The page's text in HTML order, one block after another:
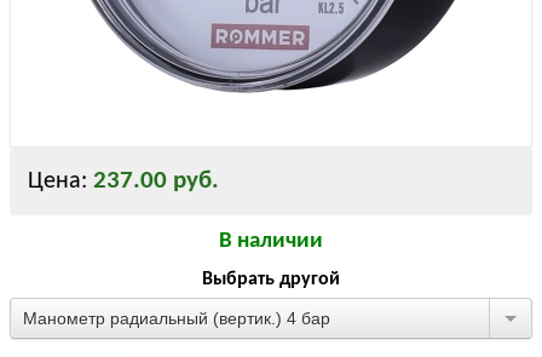
Цена: 237.00 руб.
В наличии
Выбрать другой
Манометр радиальный (вертик.) 4 бар